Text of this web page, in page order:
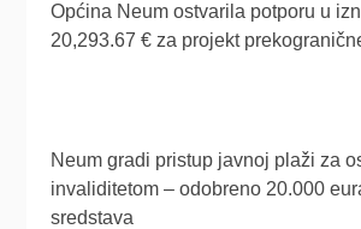
Općina Neum ostvarila potporu u
20,293.67 € za projekt
Neum gradi pristup javnoj plaži za
invaliditetom – odobreno 20.000
sredstava